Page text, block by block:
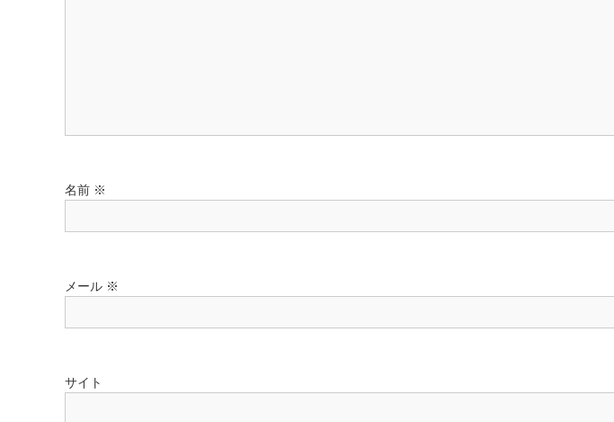
ン
名前 ※
メール ※
サイト